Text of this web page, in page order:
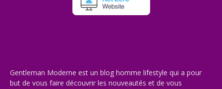
Gentleman Moderne est un blog homme lifestyle qui a pour
but de vous faire découvrir les nouveautés et de vous